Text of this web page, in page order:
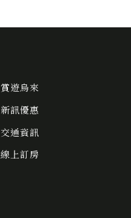
賞遊烏來
新訊優惠
交通資訊
線上訂房